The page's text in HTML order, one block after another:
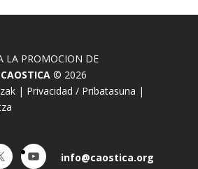
LA PROMOCION DE
CAOSTICA© 2026
| Privacidad / Pribatasuna |
info@caostica.org